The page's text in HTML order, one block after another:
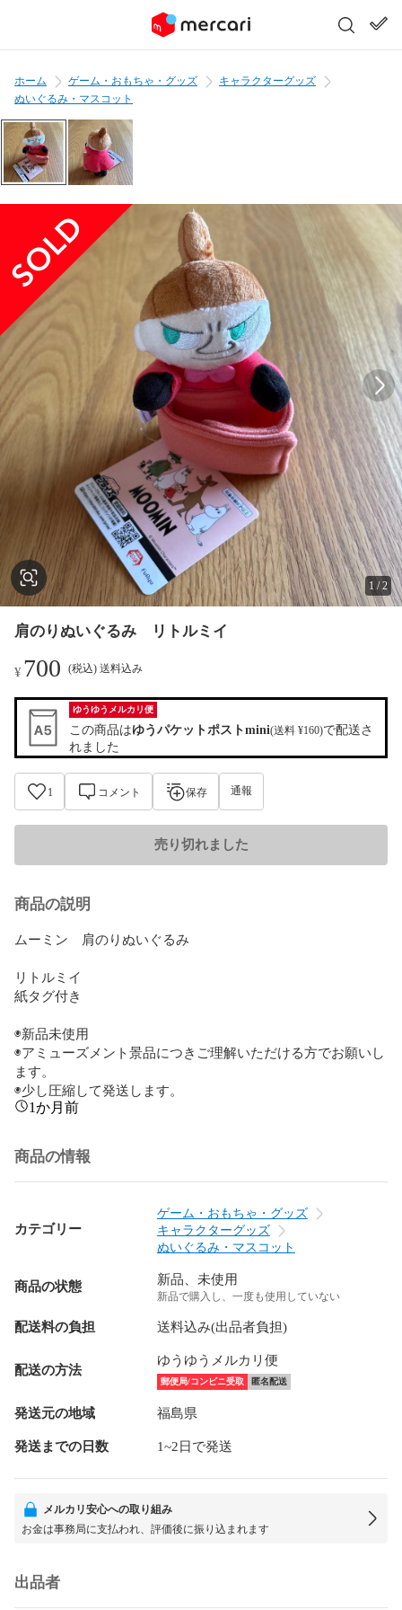
ホーム ゲーム・おもちゃ・グッズ
キャラクターグッズ
ぬいぐるみ・マスコット
1 /2
肩のりぬいぐるみ リトルミイ
¥700 (税込) 送料込み
ゆうゆうメルカリ便
この商品はゆうパケットポストmini(送料 ¥160)で配送さ
れました
1 コメント 保存 通報
売り切れました
商品の説明
ムーミン　肩のりぬいぐるみ
リトルミイ
紙タグ付き
◉新品未使用
◉アミューズメント景品につきご理解いただける方でお願いし
ます。
◉少し圧縮して発送します。
1か月前
商品の情報
カテゴリー
ゲーム・おもちゃ・グッズ
キャラクターグッズ
ぬいぐるみ・マスコット
商品の状態 新品、未使用
新品で購入し、一度も使用していない
配送料の負担 送料込み(出品者負担)
配送の方法
ゆうゆうメルカリ便
郵便局/コンビニ受取 匿名配送
発送元の地域 福島県
発送までの日数 1~2日で発送
メルカリ安心への取り組み
お金は事務局に支払われ、評価後に振り込まれます
出品者